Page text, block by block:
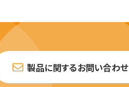
製品に関するお問い合わせ